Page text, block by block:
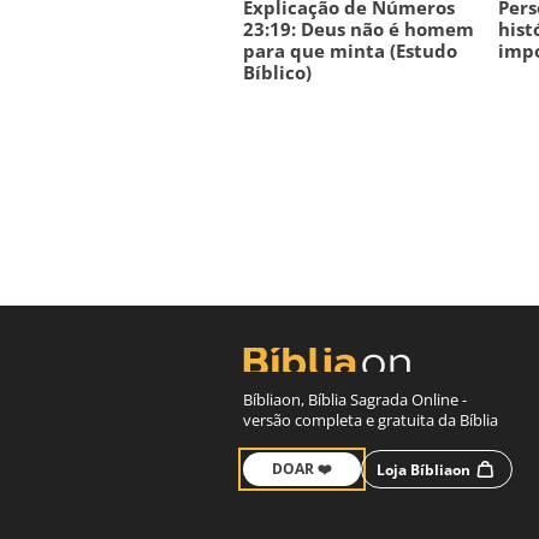
Explicação de Números
23:19: Deus não é homem
para que minta (Estudo
Bíblico)
Bíbliaon, Bíblia Sagrada Online -
versão completa e gratuita da Bíblia
DOAR ❤️ Loja Bíbliaon